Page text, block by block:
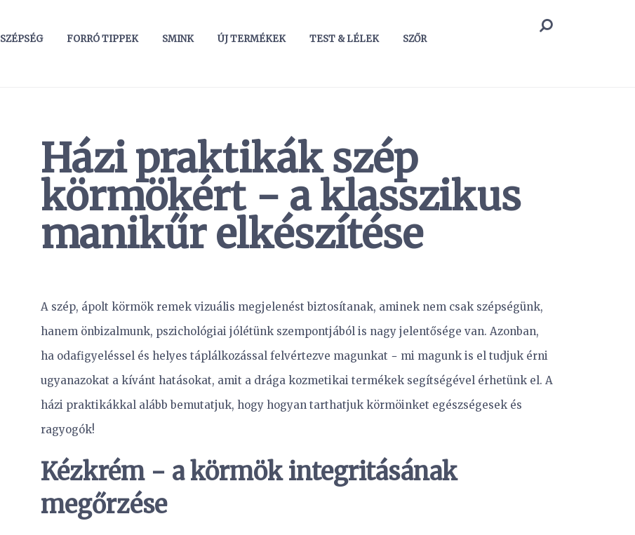
SZÉPSÉG FORRÓ TIPPEK SMINK ÚJ TERMÉKEK TEST & LÉLEK SZŐR
Házi praktikák szép
körmökért − a klasszikus
manikűr elkészítése
A szép, ápolt körmök remek vizuális megjelenést biztosítanak, aminek nem csak szépségünk,
hanem önbizalmunk, pszichológiai jólétünk szempontjából is nagy jelentősége van. Azonban,
ha odafigyeléssel és helyes táplálkozással felvértezve magunkat − mi magunk is el tudjuk érni
ugyanazokat a kívánt hatásokat, amit a drága kozmetikai termékek segítségével érhetünk el. A
házi praktikákkal alább bemutatjuk, hogy hogyan tarthatjuk körmöinket egészségesek és
ragyogók!
Kézkrém − a körmök integritásának
megőrzése